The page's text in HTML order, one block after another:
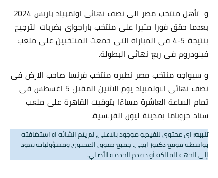
و تأهل منتخب مصر الى نصف نهائى اولمبياد باريس 2024
بعدما حقق فوزا مثيرا على منتخب باراجواى بضربات الترجيح
بنتيجة 5-4 فى المباراة التى جمعت المنتخبين على ملعب
فيلودروم فى ربع نهائى البطولة.
و سيواجه منتخب مصر نظيره منتخب فرنسا صاحب الارض فى
نصف نهائى الاولمبياد يوم الاثنين المقبل 5 اغسطس فى
تمام الساعة العاشرة مساءًا بتوقيت القاهرة على ملعب
ستاد جروباما بمدينة ليون الفرنسية.
تنبيه:اي محتوى للفيديو موجود بالاعلى, لم يتم انشائه او استضافته
بواسطة موقع دكتور ايجي. جميع حقوق المحتوى ومسؤولياته تعود
إلى الجهة المالكة أو مقدم الخدمة الأصلي.